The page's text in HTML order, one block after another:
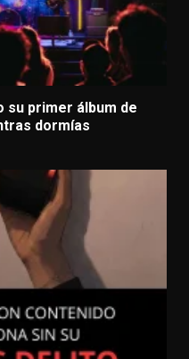
su primer álbum de
dormías